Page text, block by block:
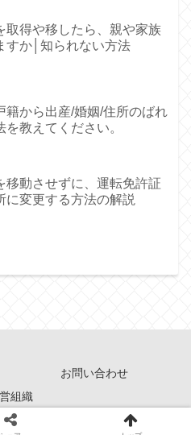
取得や移したら、親や家族
すか│知られない方法
籍から出産/婚姻/住所のばれ
を教えてください。
移動させずに、運転免許証
に変更する方法の解説
お問い合わせ
組織
票ガイド All Rights Reserved.